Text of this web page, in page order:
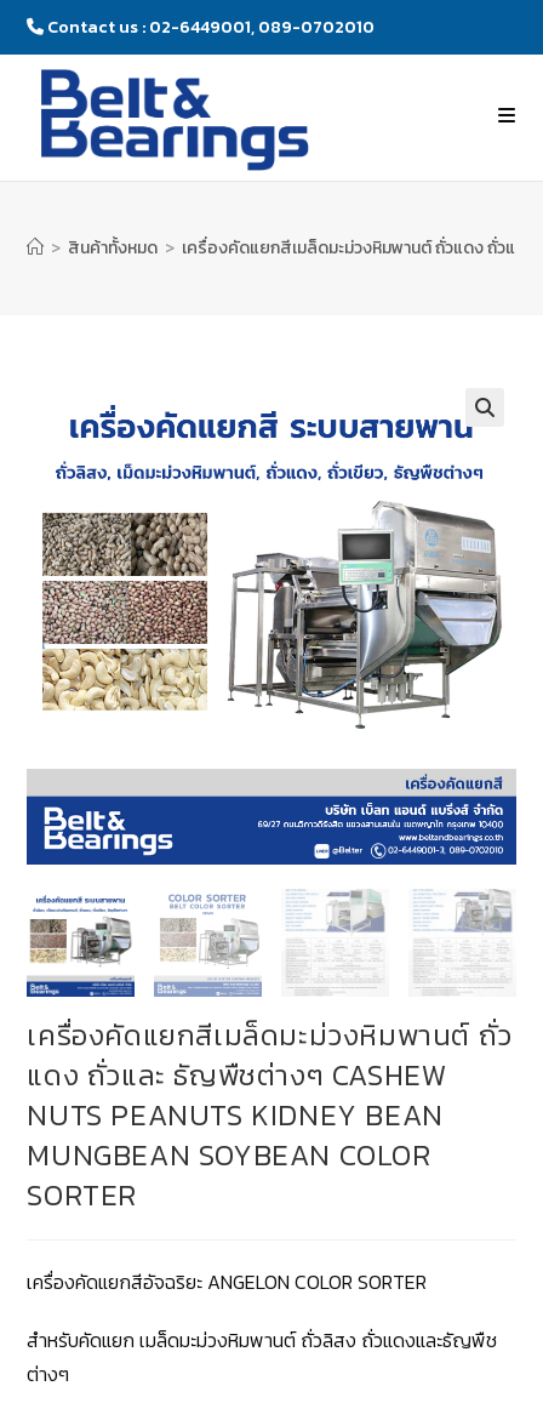
Contact us : 02-6449001, 089-0702010
> สินค้าทั้งหมด > เครื่องคัดแยกสีเมล็ดมะม่วงหิมพานต์ ถั่วแดง ถั่วและ ธั
เครื่องคัดแยกสีเมล็ดมะม่วงหิมพานต์ ถั่ว
แดง ถั่วและ ธัญพืชต่างๆ CASHEW
NUTS PEANUTS KIDNEY BEAN
MUNGBEAN SOYBEAN COLOR
SORTER
เครื่องคัดแยกสีอัจฉริยะ ANGELON COLOR SORTER
สำหรับคัดแยก เมล็ดมะม่วงหิมพานต์ ถั่วลิสง ถั่วแดงและธัญพืช
ต่างๆ